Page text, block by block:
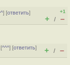
] [ответить]
+1
+ / –
^^^] [ответить]
+ / –